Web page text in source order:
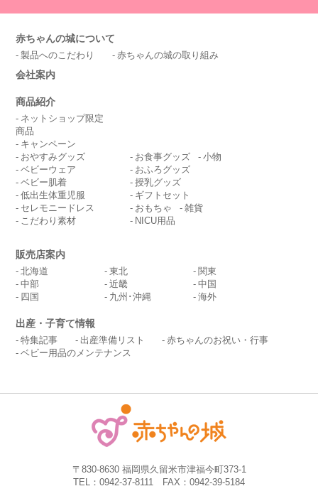
赤ちゃんの城について
製品へのこだわり 赤ちゃんの城の取り組み
会社案内
商品紹介
ネットショップ限定
商品
キャンペーン
おやすみグッズ
ベビーウェア
ベビー肌着
低出生体重児服
セレモニードレス
こだわり素材
お食事グッズ
小物
おふろグッズ
授乳グッズ
ギフトセット
おもちゃ
雑貨
NICU用品
販売店案内
北海道 東北
関東
中部
近畿
中国
四国
九州･沖縄 海外
出産・子育て情報
特集記事 出産準備リスト
赤ちゃんのお祝い・行事
ベビー用品のメンテナンス
〒830-8630 福岡県久留米市津福今町373-1
TEL：0942-37-8111 FAX：0942-39-5184